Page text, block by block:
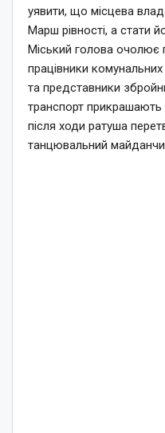
уявити, що місцева
Марш рівності, а стати
Міський голова очолює
працівники
та представники
транспорт
після ходи ратуша
танцювальний